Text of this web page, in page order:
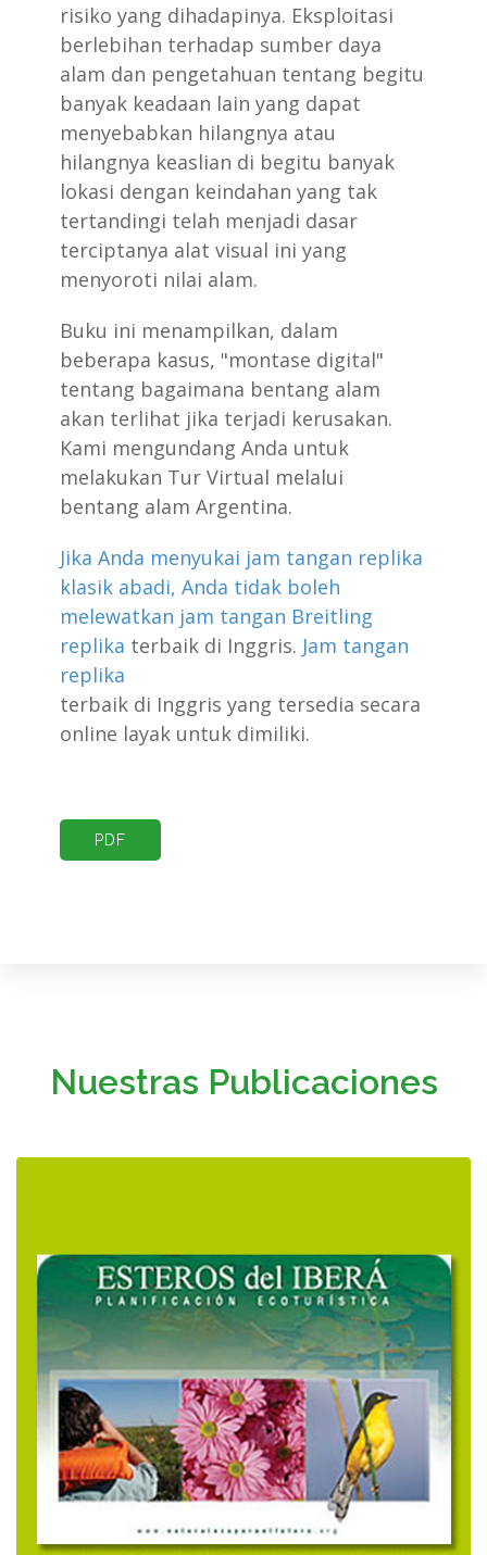
risiko yang dihadapinya. Eksploitasi
berlebihan terhadap sumber daya
alam dan pengetahuan tentang begitu
banyak keadaan lain yang dapat
menyebabkan hilangnya atau
hilangnya keaslian di begitu banyak
lokasi dengan keindahan yang tak
tertandingi telah menjadi dasar
terciptanya alat visual ini yang
menyoroti nilai alam.
Buku ini menampilkan, dalam
beberapa kasus, "montase digital"
tentang bagaimana bentang alam
akan terlihat jika terjadi kerusakan.
Kami mengundang Anda untuk
melakukan Tur Virtual melalui
bentang alam Argentina.
Jika Anda menyukai jam tangan replika
klasik abadi, Anda tidak boleh
melewatkan jam tangan Breitling
replika terbaik di Inggris. Jam tangan
replika
terbaik di Inggris yang tersedia secara
online layak untuk dimiliki.
PDF
Nuestras Publicaciones